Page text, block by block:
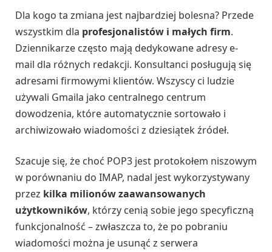
Dla kogo ta zmiana jest najbardziej bolesna? Przede
wszystkim dla profesjonalistów i małych firm.
Dziennikarze często mają dedykowane adresy e-
mail dla różnych redakcji. Konsultanci posługują się
adresami firmowymi klientów. Wszyscy ci ludzie
używali Gmaila jako centralnego centrum
dowodzenia, które automatycznie sortowało i
archiwizowało wiadomości z dziesiątek źródeł.
Szacuje się, że choć POP3 jest protokołem niszowym
w porównaniu do IMAP, nadal jest wykorzystywany
przez kilka milionów zaawansowanych
użytkowników, którzy cenią sobie jego specyficzną
funkcjonalność – zwłaszcza to, że po pobraniu
wiadomości można je usunąć z serwera